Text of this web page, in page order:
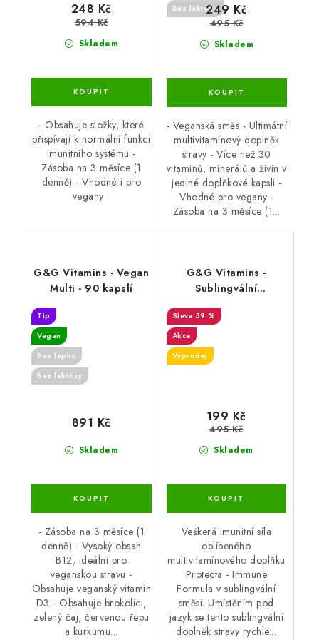
Skladem
248 Kč
594 Kč
- Obsahuje složky, které
přispívají k normální funkci
imunitního systému -
Zásoba na 3 měsíce (1
denně) - Vhodné i pro
vegany
Bez laktózy
Skladem
249 Kč
495 Kč
- Veganská směs - Ultimátní
multivitamínový doplněk
stravy - Více než 30
vitaminů, minerálů a živin v
jediné doplňkové kapsli -
Vhodné pro vegany -
Zásoba na 3 měsíce (1...
G&G Vitamins - Vegan
Multi - 90 kapslí
Tip
Vegan
Bez lepku
Bez laktózy
Skladem
891 Kč
- Zásoba na 3 měsíce (1
denně) - Vysoký obsah
B12, ideální pro
veganskou stravu -
Obsahuje veganský vitamin
D3 - Obsahuje brokolici,
zelený čaj, červenou řepu
a kurkumu...
G&G Vitamins -
Sublingvální
Protecta - 100g - DMS
59 %
Akce
Výprodej
Skladem
199 Kč
495 Kč
Veškerá imunitní síla
oblíbeného
multivitamínového doplňku
Protecta - Immune
Formula v sublingvální
směsi. Umístěním pod
jazyk se tento sublingvální
doplněk stravy rychle...